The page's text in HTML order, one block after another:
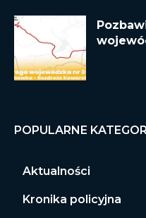
POPULARNE
Aktualności
Kronika policyjna